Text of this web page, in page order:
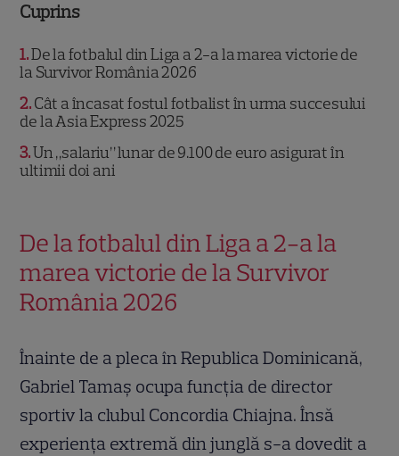
Cuprins
1 De la fotbalul din Liga a 2-a la marea victorie de
la Survivor România 2026
2 Cât a încasat fostul fotbalist în urma succesului
de la Asia Express 2025
3 Un „salariu” lunar de 9.100 de euro asigurat în
ultimii doi ani
De la fotbalul din Liga a 2-a la
marea victorie de la Survivor
România 2026
Înainte de a pleca în Republica Dominicană,
Gabriel Tamaș ocupa funcția de director
sportiv la clubul Concordia Chiajna. Însă
experiența extremă din junglă s-a dovedit a